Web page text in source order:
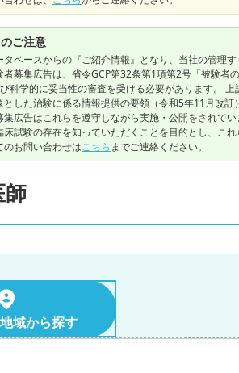
ご注意
ベースからの『ご紹介情報』となり、当社の管理
募集広告は、省令GCP第32条第1項第2号「被験者
科学的に妥当性の審査を受ける必要があります。
とした治験に係る情報提供の要領（令和5年11月改
広告はこれらを遵守しながら実施・公開をされて
試験の存在を知っていただくことを目的とし、こ
お問い合わせはこちら までご連絡ください。
域から探す